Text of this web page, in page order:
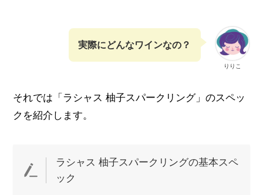
りりこ
実際にどんなワインなの？
それでは「ラシャス 柚子スパークリング」のスペッ
クを紹介します。
ラシャス 柚子スパークリングの基本スペ
ック